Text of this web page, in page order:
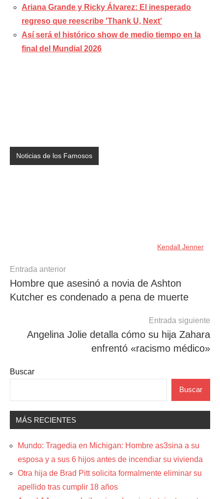
Ariana Grande y Ricky Álvarez: El inesperado
regreso que reescribe 'Thank U, Next'
Así será el histórico show de medio tiempo en la
final del Mundial 2026
Noticias de los Famosos
Kendall Jenner
Navegación
de
entradas
Entrada anterior
Hombre que asesinó a novia de Ashton
Kutcher es condenado a pena de muerte
Entrada siguiente
Angelina Jolie detalla cómo su hija Zahara
enfrentó «racismo médico»
Buscar
Buscar
MÁS RECIENTES
Mundo: Tragedia en Michigan: Hombre as3sina a su
esposa y a sus 6 hijos antes de incendiar su vivienda
Otra hija de Brad Pitt solicita formalmente eliminar su
apellido tras cumplir 18 años